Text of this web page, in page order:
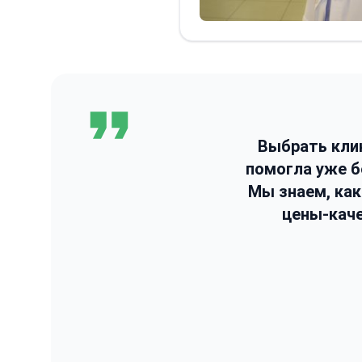
Выбрать
помогла уже
Мы знаем,
цены-